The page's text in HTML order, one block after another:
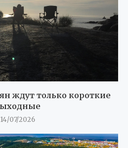
ждут только короткие
14/07/2026